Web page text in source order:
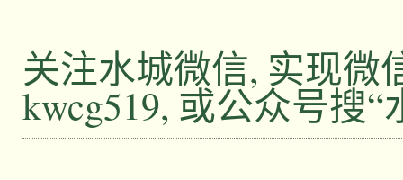
关注水城微信, 实现微
kwcg519, 或公众号搜“